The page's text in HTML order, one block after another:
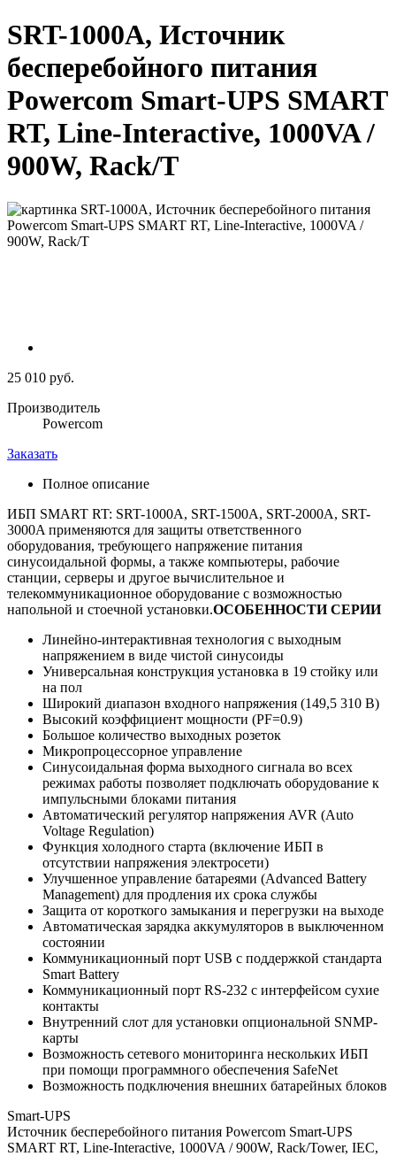
SRT-1000A, Источник
бесперебойного питания
Powercom Smart-UPS SMART
RT, Line-Interactive, 1000VA /
900W, Rack/T
25 010 руб.
Производитель
Powercom
Заказать
Полное описание
ИБП SMART RT: SRT-1000A, SRT-1500A, SRT-2000A, SRT-
3000A применяются для защиты ответственного
оборудования, требующего напряжение питания
синусоидальной формы, а также компьютеры, рабочие
станции, серверы и другое вычислительное и
телекоммуникационное оборудование с возможностью
напольной и стоечной установки.ОСОБЕННОСТИ СЕРИИ
Линейно-интерактивная технология с выходным
напряжением в виде чистой синусоиды
Универсальная конструкция установка в 19 стойку или
на пол
Широкий диапазон входного напряжения (149,5 310 В)
Высокий коэффициент мощности (PF=0.9)
Большое количество выходных розеток
Микропроцессорное управление
Синусоидальная форма выходного сигнала во всех
режимах работы позволяет подключать оборудование к
импульсными блоками питания
Автоматический регулятор напряжения AVR (Auto
Voltage Regulation)
Функция холодного старта (включение ИБП в
отсутствии напряжения электросети)
Улучшенное управление батареями (Advanced Battery
Management) для продления их срока службы
Защита от короткого замыкания и перегрузки на выходе
Автоматическая зарядка аккумуляторов в выключенном
состоянии
Коммуникационный порт USB с поддержкой стандарта
Smart Battery
Коммуникационный порт RS-232 с интерфейсом сухие
контакты
Внутренний слот для установки опциональной SNMP-
карты
Возможность сетевого мониторинга нескольких ИБП
при помощи программного обеспечения SafeNet
Возможность подключения внешних батарейных блоков
Smart-UPS
Источник бесперебойного питания Powercom Smart-UPS
SMART RT, Line-Interactive, 1000VA / 900W, Rack/Tower, IEC,